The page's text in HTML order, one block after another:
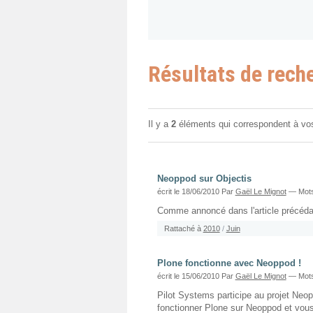
Résultats de
Il y a 2 éléments qui correspondent à
Neoppod sur Objectis
écrit le 18/06/2010 Par Gaël Le Mignot —
Comme annoncé dans l'article
Rattaché à 2010 / Juin
Plone fonctionne avec Neoppod !
écrit le 15/06/2010 Par Gaël Le Mignot —
Pilot Systems participe au projet
fonctionner Plone sur Neoppod et